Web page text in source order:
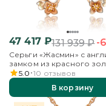
47 417₽131 939₽-
Серьги «Жасмин» с
замком из красного
эмалью
5.0 10 отзывов
В корзину